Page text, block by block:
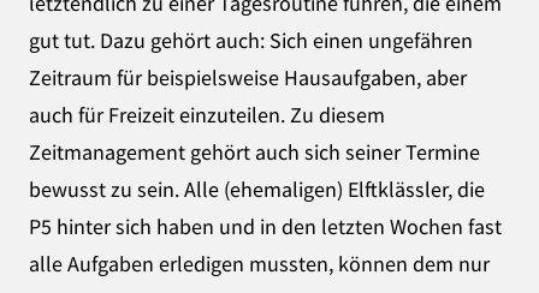
gut tut. Dazu gehört auch: Sich einen ungefähren
Zeitraum für beispielsweise Hausaufgaben, aber
auch für Freizeit einzuteilen. Zu diesem
Zeitmanagement gehört auch sich seiner Termine
bewusst zu sein. Alle (ehemaligen) Elftklässler, die
P5 hinter sich haben und in den letzten Wochen fast
alle Aufgaben erledigen mussten, können dem nur